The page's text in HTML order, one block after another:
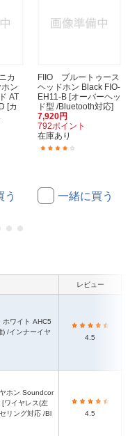
カ
ン
AT
[カ
う
FIIO ブルートゥース
ヘッドホン Black FIO-
EH11-B [オーバーヘッ
ド型 /Bluetooth対応]
7,920円
792ポイント
在庫あり
一緒に買う
レビュー
) /インナーイヤ
4.5
ワイヤレス(左
リング対応 /Bl
4.5